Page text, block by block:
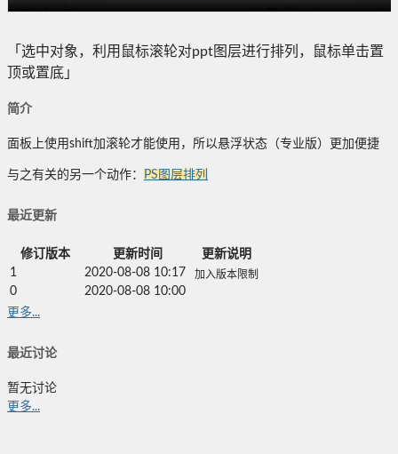
「选中对象，利用鼠标滚轮对ppt图层进行排列，鼠标单击置
顶或置底」
简介
面板上使用shift加滚轮才能使用，所以悬浮状态（专业版）更加便捷
与之有关的另一个动作： PS图层排列
最近更新
修订版本 更新时间
更新说明
1
2020-08-08 10:17 加入版本限制
0
2020-08-08 10:00
更多...
最近讨论
暂无讨论
更多...